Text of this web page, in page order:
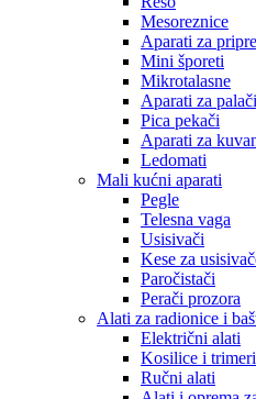
Mesoreznice
Aparati za
Mini šporeti
Mikrotalasne
Aparati za
Pica pekači
Aparati za
Ledomati
Mali kućni aparati
Pegle
Telesna vaga
Usisivači
Kese za
Paročistači
Perači prozora
Alati za radionice i
Električni alati
Kosilice i trimeri
Ručni alati